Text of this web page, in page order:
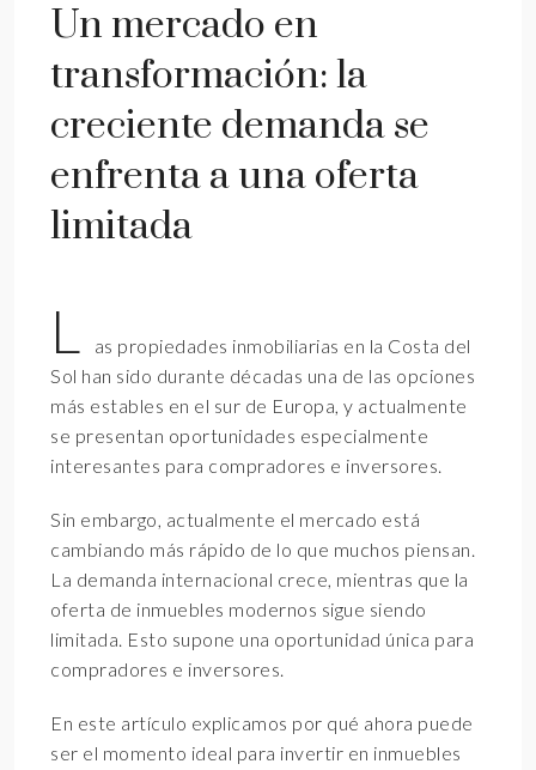
Un mercado en
transformación: la
creciente demanda se
enfrenta a una oferta
limitada
L
as propiedades inmobiliarias en la Costa del
Sol han sido durante décadas una de las opciones
más estables en el sur de Europa, y actualmente
se presentan oportunidades especialmente
interesantes para compradores e inversores.
Sin embargo, actualmente el mercado está
cambiando más rápido de lo que muchos piensan.
La demanda internacional crece, mientras que la
oferta de inmuebles modernos sigue siendo
limitada. Esto supone una oportunidad única para
compradores e inversores.
En este artículo explicamos por qué ahora puede
ser el momento ideal para invertir en inmuebles